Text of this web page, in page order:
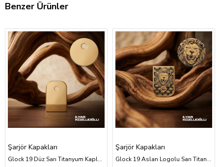
Benzer Ürünler
Şarjör Kapakları
Glock 19 Düz Sarı Titanyum Kaplama Şarjör Kapağı
Şarjör Kapakları
Glock 19 Aslan Logolu Sarı Titanyum Kaplama Şarjör Kapağı